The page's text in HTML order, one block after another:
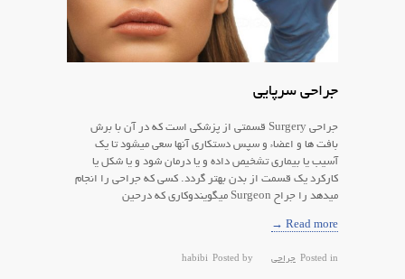
جراحی سرپایی
جراحی Surgery قسمتی از پزشکی است که در آن با برش
بافت ها و اعضاء و سپس دستکاری آنها سعی میشود تا یک
آسیب یا بیماری تشخیص داده و یا درمان شود و یا شکل یا
کارکرد یک قسمت از بدن بهتر گردد. کسی که جراحی را انجام
میدهد را جراح Surgeon میگویندوکاری که درحین
Read more →
Posted in جراحی Posted by
habibi